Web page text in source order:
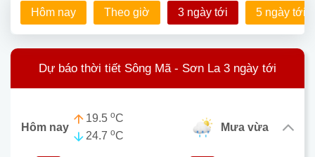
Hôm nay Theo giờ 3 ngày tới 5 ngày tới
Dự báo thời tiết Sông Mã - Sơn La 3 ngày tới
Hôm nay
19.5 oC
24.7 oC
mưa vừa